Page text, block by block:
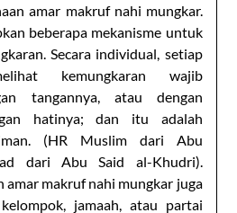
amar makruf nahi mungkar.
beberapa mekanisme untuk
Secara individual, setiap
kemungkaran wajib
tangannya, atau dengan
hatinya; dan itu adalah
iman. (HR Muslim dari Abu
dari Abu Said al-Khudri).
amar makruf nahi mungkar juga
jamaah, atau partai